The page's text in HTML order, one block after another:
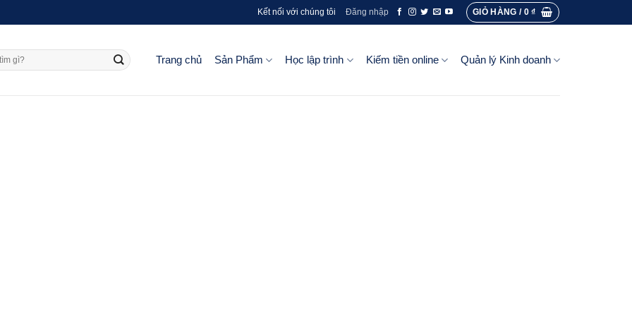
Kết nối với chúng tôi Đăng nhập GIỎ HÀNG / 0₫
Trang chủ Sản Phẩm Học lập trình Kiếm tiền online Quản lý Kinh doanh